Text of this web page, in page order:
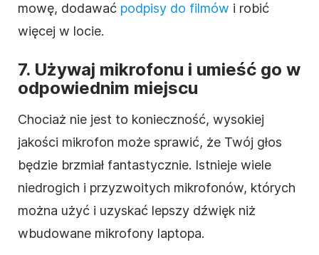
mowę, dodawać podpisy do filmów i robić
więcej w locie.
7. Używaj mikrofonu i umieść go w
odpowiednim miejscu
Chociaż nie jest to konieczność, wysokiej
jakości mikrofon może sprawić, że Twój głos
będzie brzmiał fantastycznie. Istnieje wiele
niedrogich i przyzwoitych mikrofonów, których
można użyć i uzyskać lepszy dźwięk niż
wbudowane mikrofony laptopa.